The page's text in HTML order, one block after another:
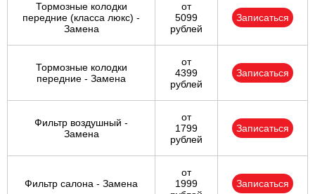
Тормозные колодки
передние (класса люкс) -
Замена
от
5099
рублей
Записаться
Тормозные колодки
передние - Замена
от
4399
рублей
Записаться
Фильтр воздушный -
Замена
от
1799
рублей
Записаться
Фильтр салона - Замена
от
1999
Записаться